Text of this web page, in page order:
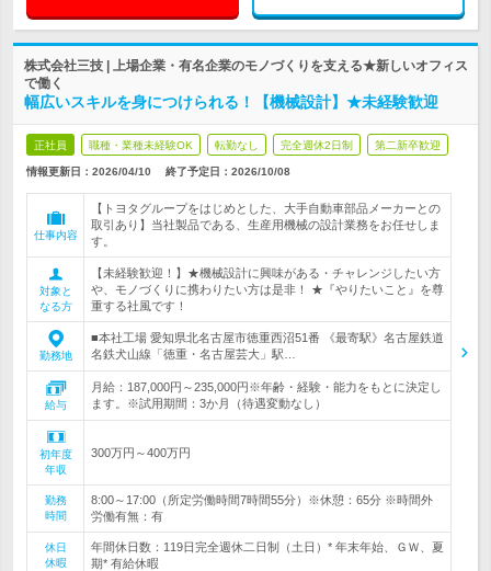
株式会社三技 | 上場企業・有名企業のモノづくりを支える★新しいオフィス
で働く
幅広いスキルを身につけられる！【機械設計】★未経験歓迎
正社員 職種・業種未経験OK 転勤なし 完全週休2日制 第二新卒歓迎
情報更新日：2026/04/10 終了予定日： 2026/10/08
仕事内容
【トヨタグループをはじめとした、大手自動車部品メーカーとの
取引あり】当社製品である、生産用機械の設計業務をお任せしま
す。
対象と
なる方
【未経験歓迎！】★機械設計に興味がある・チャレンジしたい方
や、モノづくりに携わりたい方は是非！ ★『やりたいこと』を尊
重する社風です！
勤務地
■本社工場 愛知県北名古屋市徳重西沼51番 《最寄駅》名古屋鉄道
名鉄犬山線「徳重・名古屋芸大」駅…
給与
月給：187,000円～235,000円※年齢・経験・能力をもとに決定し
ます。※試用期間：3か月（待遇変動なし）
初年度
年収
300万円～400万円
勤務
時間
8:00～17:00（所定労働時間7時間55分）※休憩：65分 ※時間外
労働有無：有
休日
休暇
年間休日数：119日完全週休二日制（土日）* 年末年始、ＧＷ、夏
期* 有給休暇